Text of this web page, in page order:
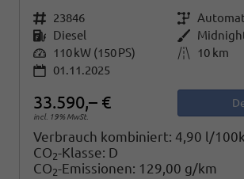
Fahrzeugnr. 23846 Getriebe
Kraftstoff Diesel Außenfarbe
Leistung 110 kW (150 PS) Kilometerstand
10 km
01.11.2025
33.590,– €
incl. 19% MwSt.
Verbrauch kombiniert: 4,90 l/
CO2-Klasse: D
CO2-Emissionen: 129,00 g/km